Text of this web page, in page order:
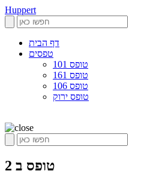
Huppert
דף הבית
טפסים
טופס 101
טופס 161
טופס 106
טופס ירוק
טופס ב 2